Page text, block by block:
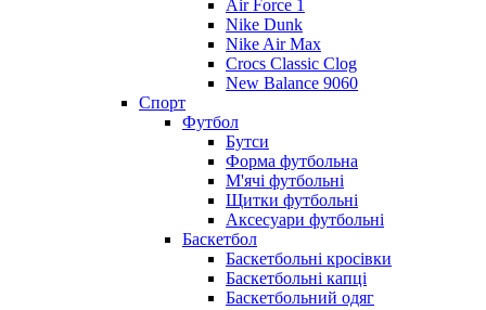
Air Force 1
Nike Dunk
Nike Air Max
Crocs Classic Clog
New Balance 9060
Спорт
Футбол
Бутси
Форма футбольна
М'ячі футбольні
Щитки футбольні
Аксесуари футбольні
Баскетбол
Баскетбольні кросівки
Баскетбольні капці
Баскетбольний одяг